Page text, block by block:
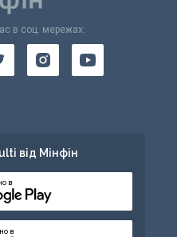
в соц. мережах:
від Мінфін
в
в